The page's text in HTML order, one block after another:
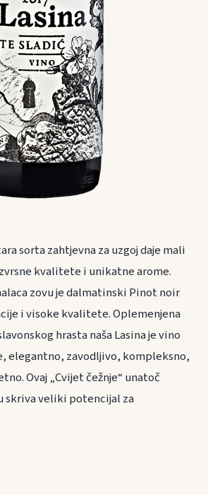
sorta zahtjevna za uzgoj daje mali
kvalitete i unikatne arome.
zovu je dalmatinski Pinot noir
i visoke kvalitete. Oplemenjena
hrasta naša Lasina je vino
elegantno, zavodljivo, kompleksno,
Ovaj „Cvijet čežnje“ unatoč
skriva veliki potencijal za